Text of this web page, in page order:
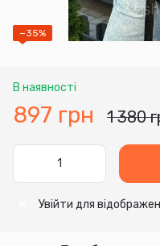
−35%
В наявності
897 грн 1 380
Увійти для